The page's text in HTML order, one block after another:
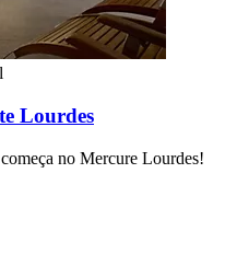
Lourdes
no Mercure Lourdes!